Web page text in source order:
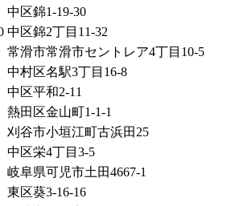
中区錦1-19-30
中区錦2丁目11-32
常滑市常滑市セントレア4丁目10-5
中村区名駅3丁目16-8
中区平和2-11
熱田区金山町1-1-1
刈谷市小垣江町古浜田25
中区栄4丁目3-5
岐阜県可児市土田4667-1
東区葵3-16-16